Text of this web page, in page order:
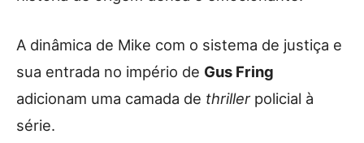
A dinâmica de Mike com o sistema de justiça e
sua entrada no império de Gus Fring
adicionam uma camada de thrillerpolicial à
série.